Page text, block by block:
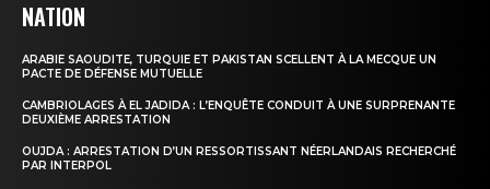
NATION
ARABIE SAOUDITE, TURQUIE ET PAKISTAN SCELLENT À LA MECQUE UN
PACTE DE DÉFENSE MUTUELLE
CAMBRIOLAGES À EL JADIDA : L’ENQUÊTE CONDUIT À UNE SURPRENANTE
DEUXIÈME ARRESTATION
OUJDA : ARRESTATION D’UN RESSORTISSANT NÉERLANDAIS RECHERCHÉ
PAR INTERPOL